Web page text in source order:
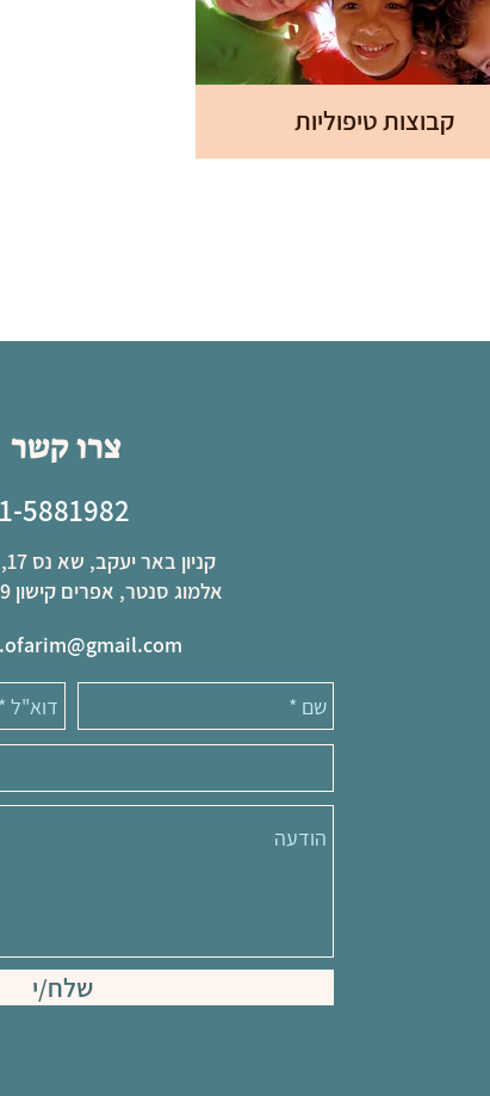
קבוצות טיפוליות
צרו קשר
5881982
קניון באר יעקב, שא נס 17, באר יעקב
אלמוג סנטר, אפרים קישון 9, באר יעקב
שלח/י